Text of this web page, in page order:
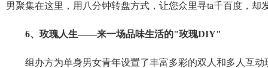
男聚集在这里，用八分钟转盘方式，让您众里寻ta千百度，却
6、玫瑰人生——来一场品味生活的"玫瑰DIY"
组办方为单身男女青年设置了丰富多彩的双人和多人互动